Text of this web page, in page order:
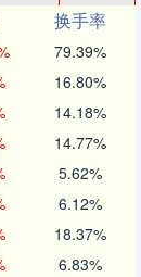
换手率
79.39%
16.80%
14.18%
14.77%
5.62%
6.12%
18.37%
6.83%